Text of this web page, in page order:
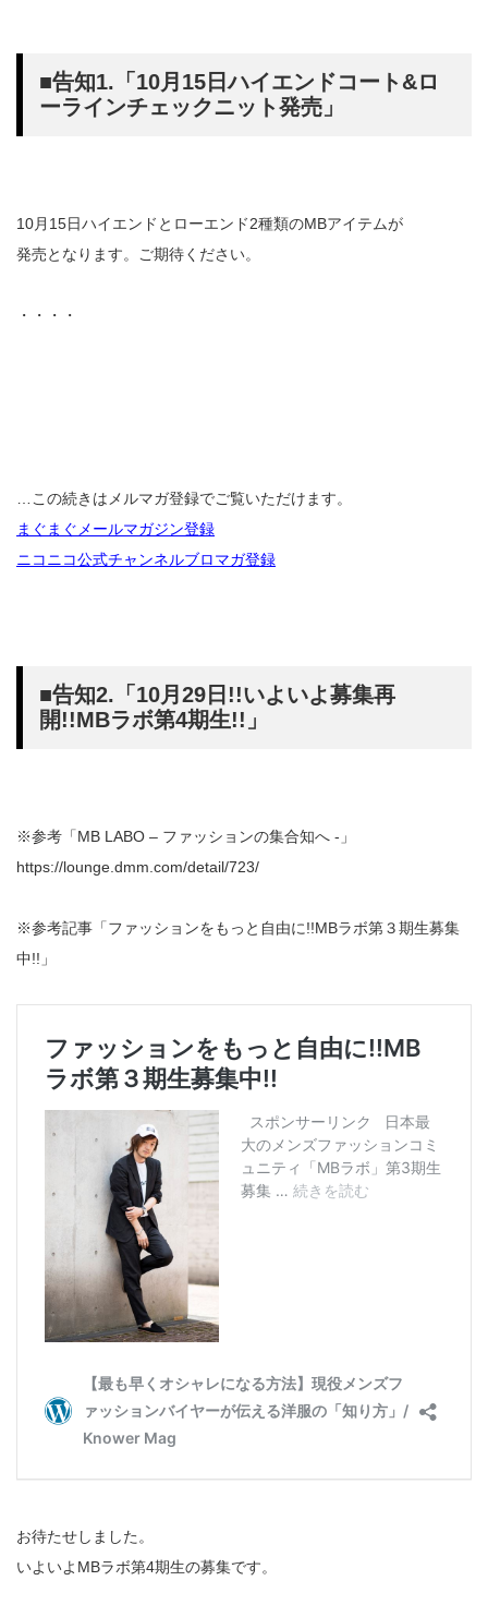
■告知1.「10月15日ハイエンドコート&ロ
ーラインチェックニット発売」
10月15日ハイエンドとローエンド2種類のMBアイテムが
発売となります。ご期待ください。
・・・・
…この続きはメルマガ登録でご覧いただけます。
まぐまぐメールマガジン登録
ニコニコ公式チャンネルブロマガ登録
■告知2.「10月29日!!いよいよ募集再
開!!MBラボ第4期生!!」
※参考「MB LABO – ファッションの集合知へ -」
https://lounge.dmm.com/detail/723/
※参考記事「ファッションをもっと自由に!!MBラボ第３期生募集
中!!」
お待たせしました。
いよいよMBラボ第4期生の募集です。